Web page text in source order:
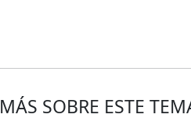
MÁS SOBRE ESTE